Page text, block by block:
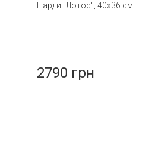
Нарди "Лотос", 40х36 см
2790 грн